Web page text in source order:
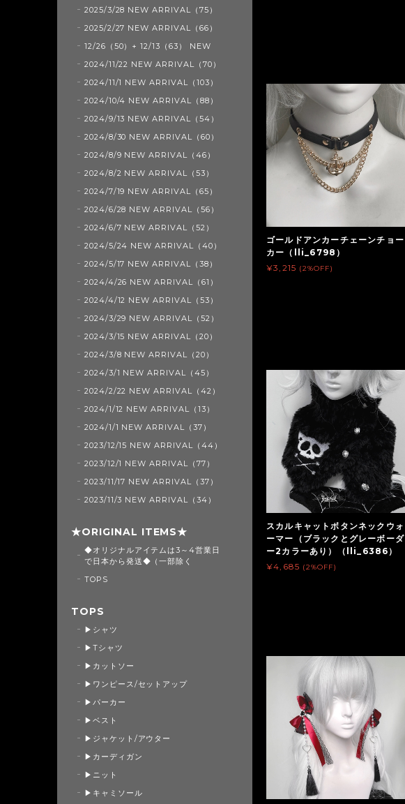
ゴールドアンカーチェーンチョー
カー（lli_6798）
¥3,215 (2%OFF)
スカルキャットボタンネックウォ
ーマー（ブラックとグレーボーダ
ー2カラーあり）（lli_6386）
¥4,685 (2%OFF)
2025/3/28 NEW ARRIVAL（75）
2025/2/27 NEW ARRIVAL（66）
12/26（50）+ 12/13（63） NEW
2024/11/22 NEW ARRIVAL（70）
2024/11/1 NEW ARRIVAL（103）
2024/10/4 NEW ARRIVAL（88）
2024/9/13 NEW ARRIVAL（54）
2024/8/30 NEW ARRIVAL（60）
2024/8/9 NEW ARRIVAL（46）
2024/8/2 NEW ARRIVAL（53）
2024/7/19 NEW ARRIVAL（65）
2024/6/28 NEW ARRIVAL（56）
2024/6/7 NEW ARRIVAL（52）
2024/5/24 NEW ARRIVAL（40）
2024/5/17 NEW ARRIVAL（38）
2024/4/26 NEW ARRIVAL（61）
2024/4/12 NEW ARRIVAL（53）
2024/3/29 NEW ARRIVAL（52）
2024/3/15 NEW ARRIVAL（20）
2024/3/8 NEW ARRIVAL（20）
2024/3/1 NEW ARRIVAL（45）
2024/2/22 NEW ARRIVAL（42）
2024/1/12 NEW ARRIVAL（13）
2024/1/1 NEW ARRIVAL（37）
2023/12/15 NEW ARRIVAL（44）
2023/12/1 NEW ARRIVAL（77）
2023/11/17 NEW ARRIVAL（37）
2023/11/3 NEW ARRIVAL（34）
★ORIGINAL ITEMS★
◆オリジナルアイテムは3～4営業日
で日本から発送◆（一部除く
TOPS
TOPS
▶シャツ
▶Tシャツ
▶カットソー
▶ワンピース/セットアップ
▶パーカー
▶ベスト
▶ジャケット/アウター
▶カーディガン
▶ニット
▶キャミソール